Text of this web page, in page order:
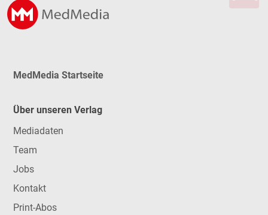
MedMedia Startseite
Über unseren Verlag
Mediadaten
Team
Jobs
Kontakt
Print-Abos